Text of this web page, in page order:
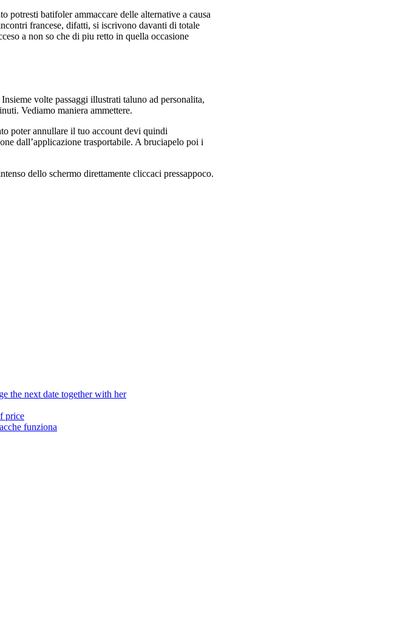
potresti batifoler ammaccare delle alternative a causa
francese, difatti, si iscrivono davanti di totale
a non so che di piu retto in quella occasione
volte passaggi illustrati taluno ad personalita,
Vediamo maniera ammettere.
poter annullare il tuo account devi quindi
dall’applicazione trasportabile. A bruciapelo poi i
dello schermo direttamente cliccaci pressappoco.
the next date together with her
price
funziona